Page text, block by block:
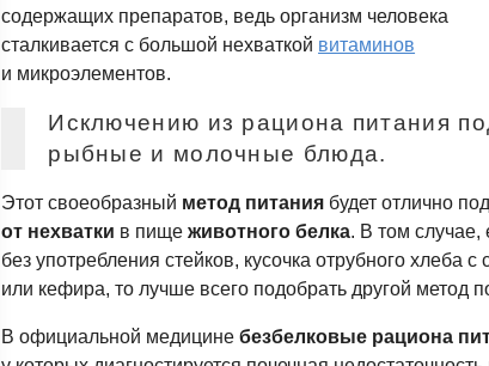
содержащих препаратов, ведь организм человека
сталкивается с большой нехваткой витаминов
и микроэлементов.
Исключению из рациона питания
рыбные и молочные блюда.
Этот своеобразный метод питания будет отлично
от нехватки в пищеживотного белка. В том случае,
без употребления стейков, кусочка отрубного хлеба
или кефира, то лучше всего подобрать другой метод
В официальной медицинебезбелковые рациона